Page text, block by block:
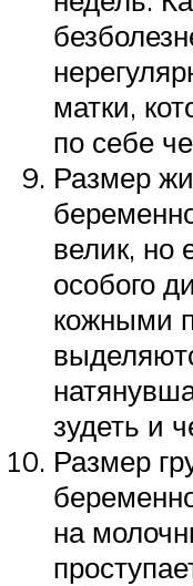
матки,
по себе
Размер
велик, но
особого
кожными
зудеть и
Размер
на